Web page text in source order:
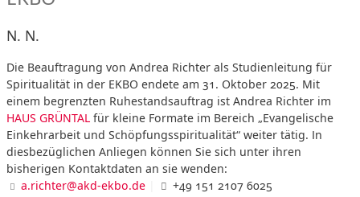
N. N.
Die Beauftragung von Andrea Richter als Studienleitung für
Spiritualität in der EKBO endete am 31. Oktober 2025. Mit
einem begrenzten Ruhestandsauftrag ist Andrea Richter im
HAUS GRÜNTAL für kleine Formate im Bereich „Evangelische
Einkehrarbeit und Schöpfungsspiritualität“ weiter tätig. In
diesbezüglichen Anliegen können Sie sich unter ihren
bisherigen Kontaktdaten an sie wenden:
a.richter@akd-ekbo.de
+49 151 2107 6025